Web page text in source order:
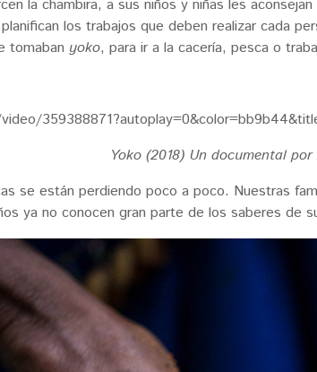
la chambira, a sus niños y niñas les
los trabajos que deben realizar cada
tomaban yoko, para ir a la cacería, pesca o
Yoko (2018) Un documental
se están perdiendo poco a poco. Nuestras
ya no conocen gran parte de los saberes de